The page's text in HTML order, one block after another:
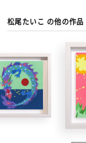
松尾たいこ の他の作品